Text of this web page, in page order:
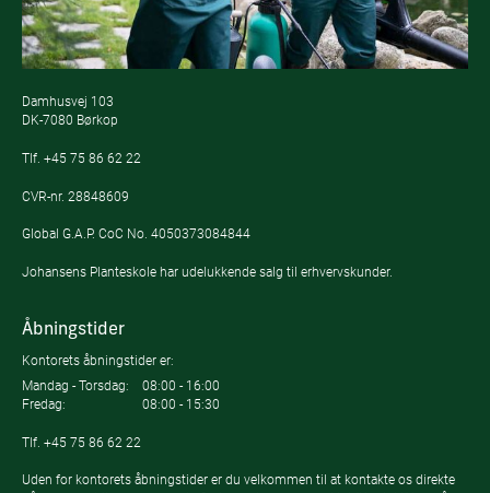
Damhusvej 103
DK-7080 Børkop
Tlf. +45 75 86 62 22
CVR-nr. 28848609
Global G.A.P. CoC No. 4050373084844
Johansens Planteskole har udelukkende salg til erhvervskunder.
Åbningstider
Kontorets åbningstider er:
Mandag - Torsdag:
08:00 - 16:00
Fredag:
08:00 - 15:30
Tlf. +45 75 86 62 22
Uden for kontorets åbningstider er du velkommen til at kontakte os direkte